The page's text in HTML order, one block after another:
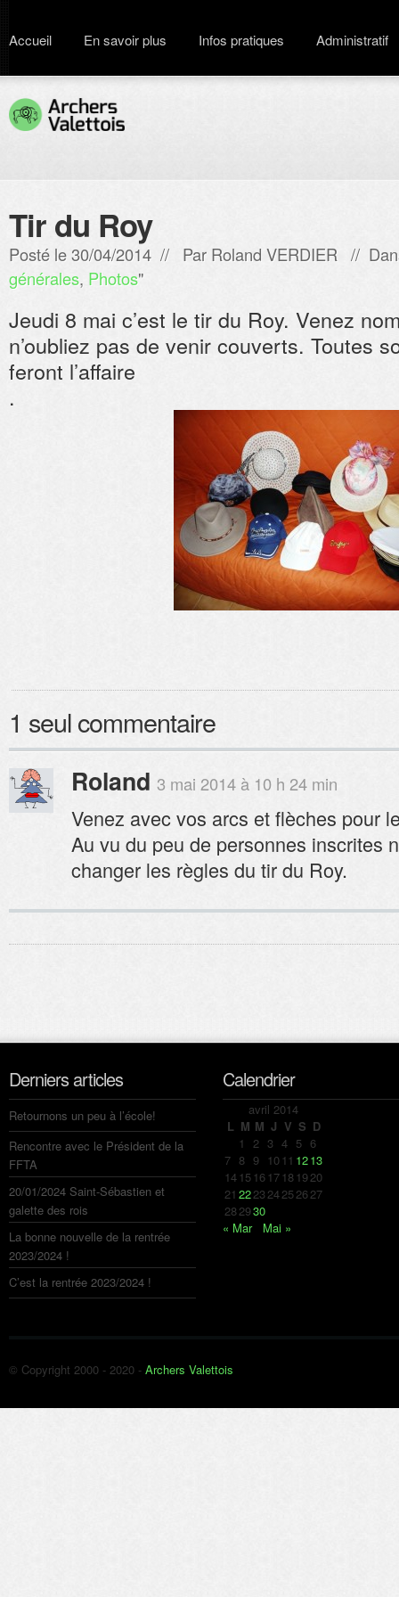
Accueil En savoir plus Infos pratiques Administratif
Tir du Roy
Posté le 30/04/2014 // Par Roland VERDIER //
générales, Photos"
Jeudi 8 mai c’est le tir du Roy. Venez
n’oubliez pas de venir couverts. Toutes
feront l’affaire
.
1 seul commentaire
Roland 3 mai 2014 à 10 h 24 min
Venez avec vos arcs et flèches pour
Au vu du peu de personnes inscrites
changer les règles du tir du Roy.
Derniers articles
Retournons un peu à l’école!
Rencontre avec le Président de la
FFTA
20/01/2024 Saint-Sébastien et
galette des rois
La bonne nouvelle de la rentrée
2023/2024 !
C’est la rentrée 2023/2024 !
Calendrier
avril 2014
L M M J V S D
1 2 3 4 5 6
7 8 9 10 11 1213
14 15 16 17 18 1920
21 222324252627
282930
« Mar
Mai »
© Copyright 2000 - 2020 - Archers Valettois